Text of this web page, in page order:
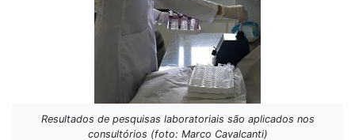
Resultados de pesquisas laboratoriais são aplicados nos
consultórios (foto: Marco Cavalcanti)